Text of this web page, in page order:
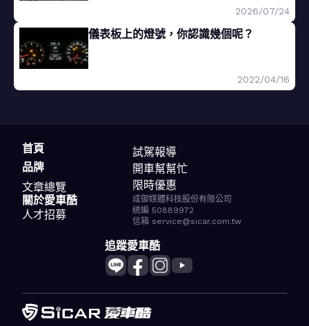
2026/07/24
儀表板上的燈號，你認識幾個呢？
2022/04/16
首頁
品牌
文章總覽
試駕報導
開車幫幫忙
限時優惠
關於愛車酷
人才招募
成御媒體科技股份有限公司
統編 50889972
信箱 service@sicar.com.tw
追蹤愛車酷